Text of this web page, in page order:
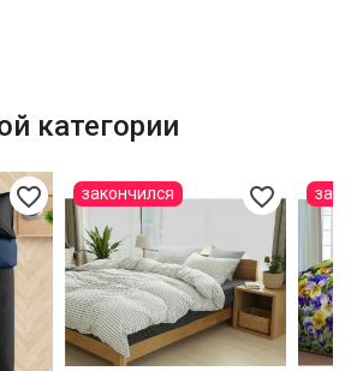
категории
favorite_border favorite_border
закончился